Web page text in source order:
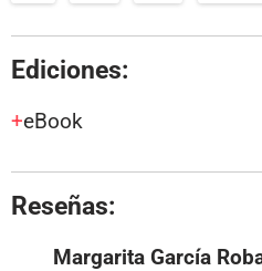
Ediciones:
eBook
Reseñas:
Margarita García